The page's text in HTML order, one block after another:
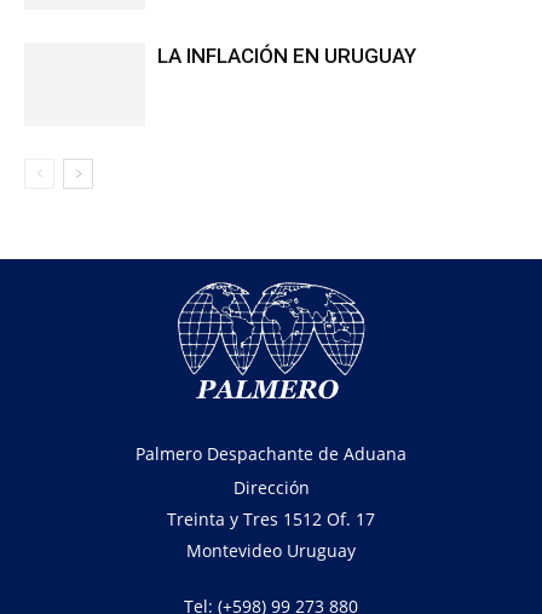
LA INFLACIÓN EN URUGUAY
Palmero Despachante de Aduana
Dirección
Treinta y Tres 1512 Of. 17
Montevideo Uruguay
Tel: (+598) 99 273 880